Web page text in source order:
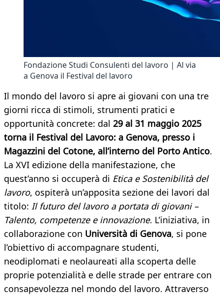
Fondazione Studi Consulenti del lavoro | Al via
a Genova il Festival del lavoro
Il mondo del lavoro si apre ai giovani con una tre
giorni ricca di stimoli, strumenti pratici e
opportunità concrete: dal 29 al 31 maggio 2025
torna il Festival del Lavoro: a Genova, presso i
Magazzini del Cotone, all’interno del Porto Antico.
La XVI edizione della manifestazione, che
quest’anno si occuperà di Etica e Sostenibilità del
lavoro, ospiterà un’apposita sezione dei lavori dal
titolo: Il futuro del lavoro a portata di giovani –
Talento, competenze e innovazione. L’iniziativa, in
collaborazione con Università di Genova, si pone
l’obiettivo di accompagnare studenti,
neodiplomati e neolaureati alla scoperta delle
proprie potenzialità e delle strade per entrare con
consapevolezza nel mondo del lavoro. Attraverso